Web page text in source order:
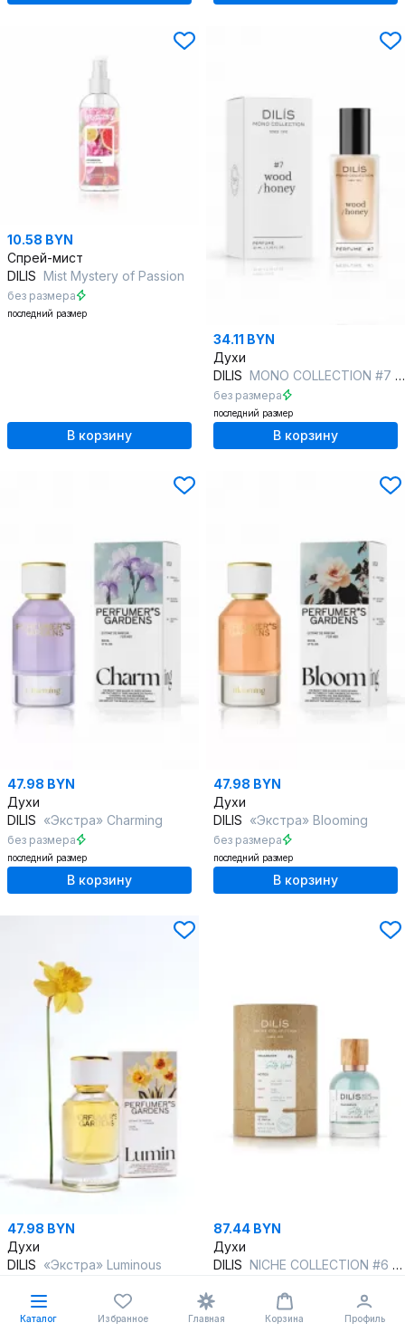
10.58 BYN
Спрей-мист
DILIS Mist Mystery of Passion
без размера
последний размер
В корзину
34.11 BYN
Духи
DILIS MONO COLLECTION #7 Wood/Honey
без размера
последний размер
В корзину
47.98 BYN
Духи
DILIS «Экстра» Charming
без размера
последний размер
В корзину
47.98 BYN
Духи
DILIS «Экстра» Blooming
без размера
последний размер
В корзину
47.98 BYN
Духи
DILIS «Экстра» Luminous
последний размер
В корзину
87.44 BYN
Духи
DILIS NICHE COLLECTION #6 Salty Wood
последний размер
В корзину
Каталог Избранное Главная Корзина Профиль